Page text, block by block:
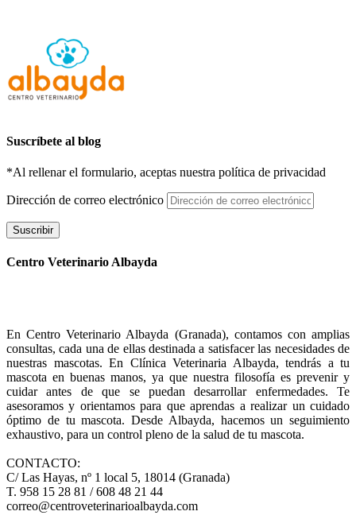
Suscríbete al blog
*Al rellenar el formulario, aceptas nuestra política de privacidad
Dirección de correo electrónico
Suscribir
Centro Veterinario Albayda
En Centro Veterinario Albayda (Granada), contamos con amplias
consultas, cada una de ellas destinada a satisfacer las necesidades de
nuestras mascotas. En Clínica Veterinaria Albayda, tendrás a tu
mascota en buenas manos, ya que nuestra filosofía es prevenir y
cuidar antes de que se puedan desarrollar enfermedades. Te
asesoramos y orientamos para que aprendas a realizar un cuidado
óptimo de tu mascota. Desde Albayda, hacemos un seguimiento
exhaustivo, para un control pleno de la salud de tu mascota.
CONTACTO:
C/ Las Hayas, nº 1 local 5, 18014 (Granada)
T. 958 15 28 81 / 608 48 21 44
correo@centroveterinarioalbayda.com